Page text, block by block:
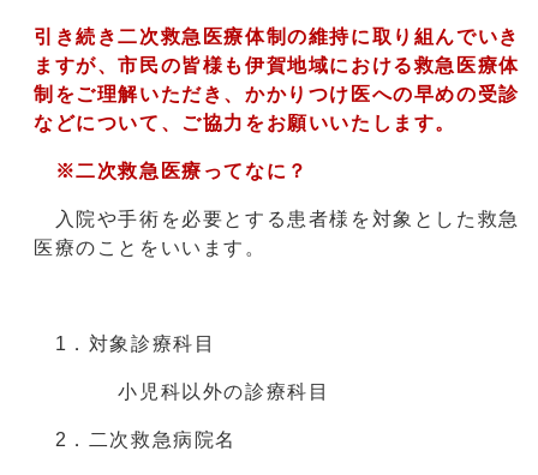
引き続き二次救急医療体制の維持に取り組んでいき
ますが、市民の皆様も伊賀地域における救急医療体
制をご理解いただき、かかりつけ医への早めの受診
などについて、ご協力をお願いいたします。
※二次救急医療ってなに？
入院や手術を必要とする患者様を対象とした救急
医療のことをいいます。
1．対象診療科目
小児科以外の診療科目
2．二次救急病院名